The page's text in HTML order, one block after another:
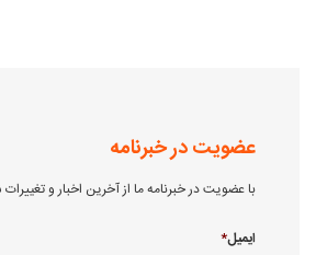
عضویت در خبرنامه
با عضویت در خبرنامه ما از آخرین اخبار و تغییرات شرکت